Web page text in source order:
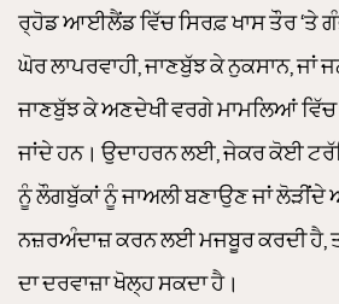
ਰ੍ਹੋਡ ਆਈਲੈਂਡ ਵਿੱਚ ਸਿਰਫ਼ ਖਾਸ ਤੌਰ ‘ਤੇ
ਘੋਰ ਲਾਪਰਵਾਹੀ, ਜਾਣਬੁੱਝ ਕੇ ਨੁਕਸਾਨ,
ਜਾਣਬੁੱਝ ਕੇ ਅਣਦੇਖੀ ਵਰਗੇ ਮਾਮਲਿਆਂ
ਜਾਂਦੇ ਹਨ। ਉਦਾਹਰਨ ਲਈ, ਜੇਕਰ ਕੋਈ
ਨੂੰ ਲੌਗਬੁੱਕਾਂ ਨੂੰ ਜਾਅਲੀ ਬਣਾਉਣ ਜਾਂ
ਨਜ਼ਰਅੰਦਾਜ਼ ਕਰਨ ਲਈ ਮਜਬੂਰ ਕਰਦੀ ਹੈ,
ਦਾ ਦਰਵਾਜ਼ਾ ਖੋਲ੍ਹ ਸਕਦਾ ਹੈ।